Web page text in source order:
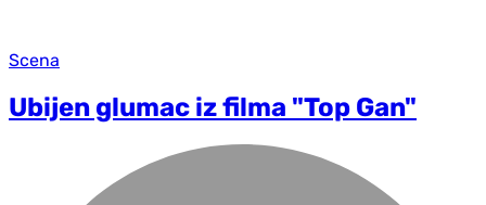
Scena
Ubijen glumac iz filma "Top Gan"